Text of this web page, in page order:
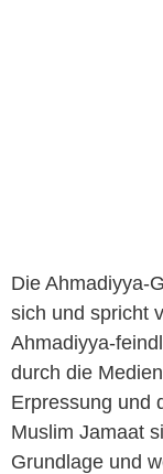
Die Ahmadiyya-
sich und spricht
Ahmadiyya-
durch die
Erpressung und
Muslim Jamaat
Grundlage und